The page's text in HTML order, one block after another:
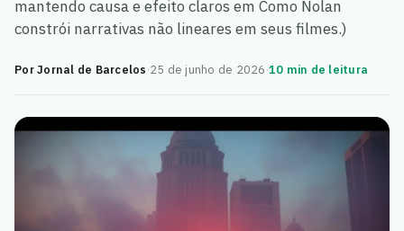
mantendo causa e efeito claros em Como Nolan
constrói narrativas não lineares em seus filmes.)
Por Jornal de Barcelos·25 de junho de 2026·10 min de leitura